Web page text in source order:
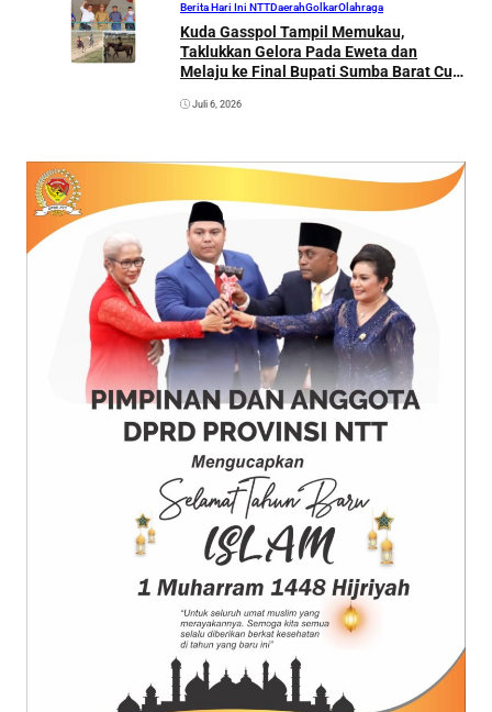
Berita Hari Ini NTTDaerahGolkarOlahraga
Kuda Gasspol Tampil Memukau,
Taklukkan Gelora Pada Eweta dan
Melaju ke Final Bupati Sumba Barat Cup
Juli 6, 2026